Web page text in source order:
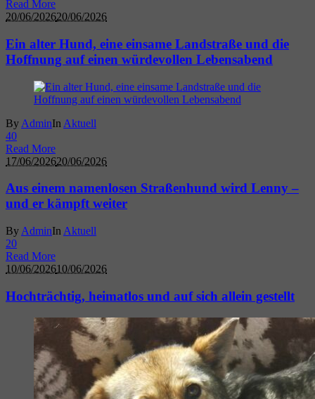
Read More
20/06/202620/06/2026
Ein alter Hund, eine einsame Landstraße und die
Hoffnung auf einen würdevollen Lebensabend
By AdminIn Aktuell
40
Read More
17/06/202620/06/2026
Aus einem namenlosen Straßenhund wird Lenny –
und er kämpft weiter
By AdminIn Aktuell
20
Read More
10/06/202610/06/2026
Hochträchtig, heimatlos und auf sich allein gestellt